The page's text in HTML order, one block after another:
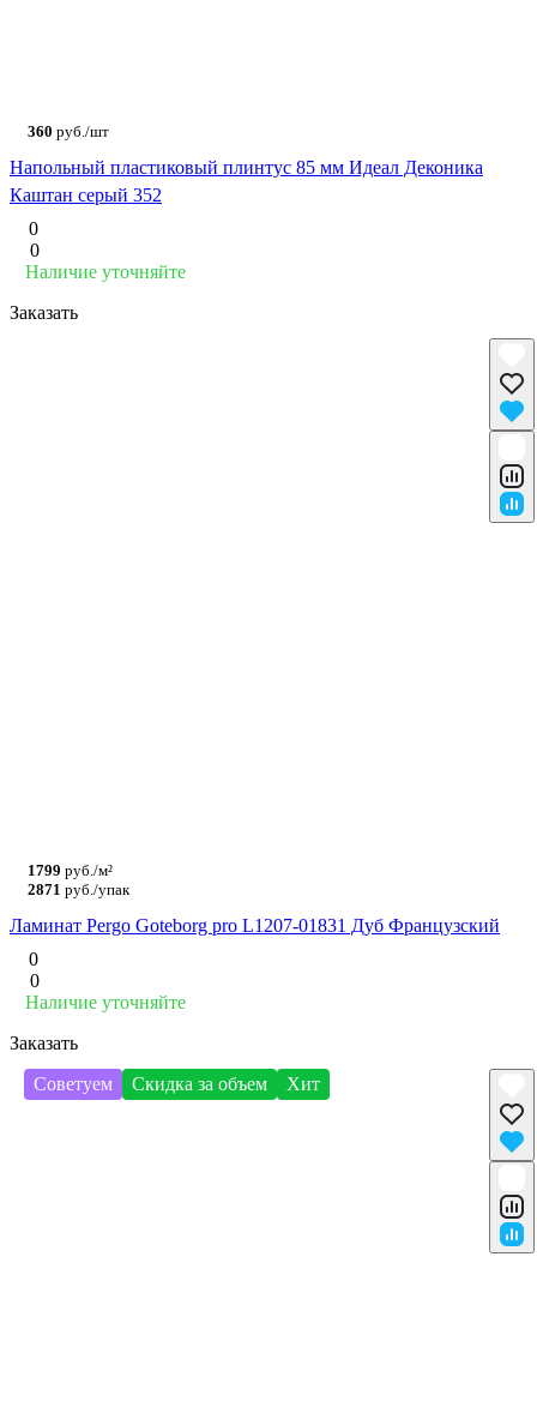
360 руб./шт
Напольный пластиковый плинтус 85 мм Идеал Деконика
Каштан серый 352
0
0
Наличие уточняйте
Заказать
1799 руб./м²
2871 руб./упак
Ламинат Pergo Goteborg pro L1207-01831 Дуб Французский
0
0
Наличие уточняйте
Заказать
Советуем
Скидка за объем Хит